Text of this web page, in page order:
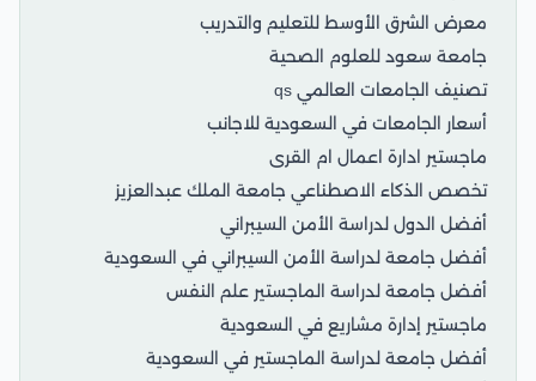
معرض الشرق الأوسط للتعليم والتدريب
جامعة سعود للعلوم الصحية
تصنيف الجامعات العالمي qs
أسعار الجامعات في السعودية للاجانب
ماجستير ادارة اعمال ام القرى
تخصص الذكاء الاصطناعي جامعة الملك عبدالعزيز
أفضل الدول لدراسة الأمن السيبراني
أفضل جامعة لدراسة الأمن السيبراني في السعودية
أفضل جامعة لدراسة الماجستير علم النفس
ماجستير إدارة مشاريع في السعودية
أفضل جامعة لدراسة الماجستير في السعودية